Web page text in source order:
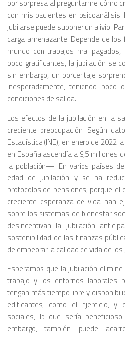
por sorpresa al preguntarme cómo
con mis pacientes en psicoanálisis.
jubilarse puede suponer un alivio.
carga amenazante. Depende de
mundo con trabajos mal
poco gratificantes, la jubilación se
sin embargo, un porcentaje
inesperadamente, teniendo poco
condiciones de salida.
Los efectos de la jubilación en la
creciente preocupación. Según
Estadística (INE), en enero de 2022
en España ascendía a 9,5 millones
la población—. En varios países
edad de jubilación y se ha
protocolos de pensiones, porque el
creciente esperanza de vida han
sobre los sistemas de bienestar
desincentivan la jubilación
sostenibilidad de las finanzas
de empeorar la calidad de vida de los
Esperamos que la jubilación
trabajo y los entornos laborales
tengan más tiempo libre y
edificantes, como el ejercicio, y
sociales, lo que sería
embargo, también puede